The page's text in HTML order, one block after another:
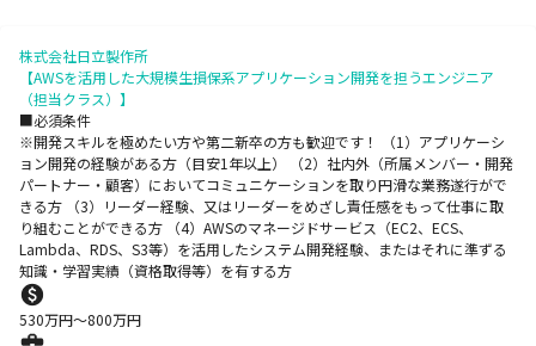
株式会社日立製作所
【AWSを活用した大規模生損保系アプリケーション開発を担うエンジニア
（担当クラス）】
■必須条件
※開発スキルを極めたい方や第二新卒の方も歓迎です！ （1）アプリケーシ
ョン開発の経験がある方（目安1年以上） （2）社内外（所属メンバー・開発
パートナー・顧客）においてコミュニケーションを取り円滑な業務遂行がで
きる方 （3）リーダー経験、又はリーダーをめざし責任感をもって仕事に取
り組むことができる方 （4）AWSのマネージドサービス（EC2、ECS、
Lambda、RDS、S3等）を活用したシステム開発経験、またはそれに準ずる
知識・学習実績（資格取得等）を有する方
530万円〜800万円